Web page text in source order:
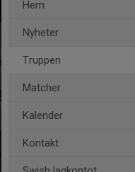
Hem
Nyheter
Truppen
Matcher
Kalender
Kontakt